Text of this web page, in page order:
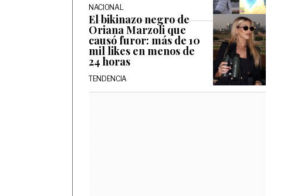
NACIONAL
El bikinazo negro de
Oriana Marzoli que
causó furor: más de 10
mil likes en menos de
24 horas
TENDENCIA